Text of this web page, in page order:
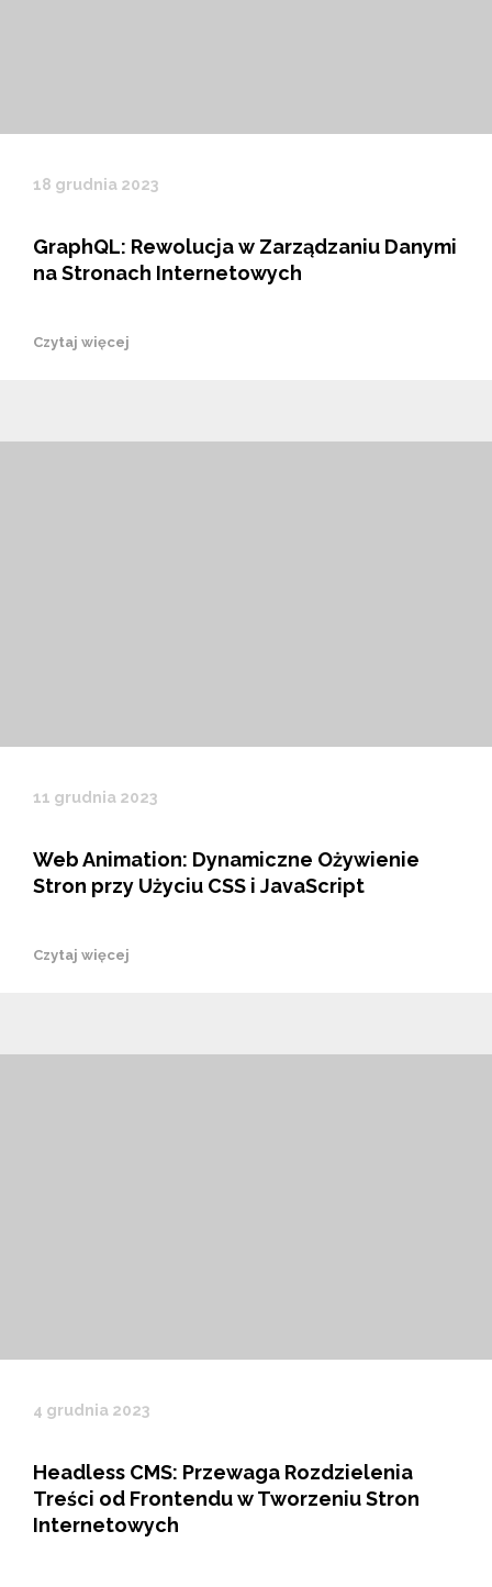
18 grudnia 2023
GraphQL: Rewolucja w Zarządzaniu Danymi
na Stronach Internetowych
Czytaj więcej
11 grudnia 2023
Web Animation: Dynamiczne Ożywienie
Stron przy Użyciu CSS i JavaScript
Czytaj więcej
4 grudnia 2023
Headless CMS: Przewaga Rozdzielenia
Treści od Frontendu w Tworzeniu Stron
Internetowych